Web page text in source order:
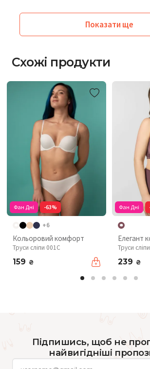
Показати ще
Схожі продукти
Фан Дні -63%
+6
Кольоровий комфорт
Труси сліпи 001C
159 ₴
Фан Дні
Елегант
Труси
239 ₴
Підпишись, щоб не
найвигідніші